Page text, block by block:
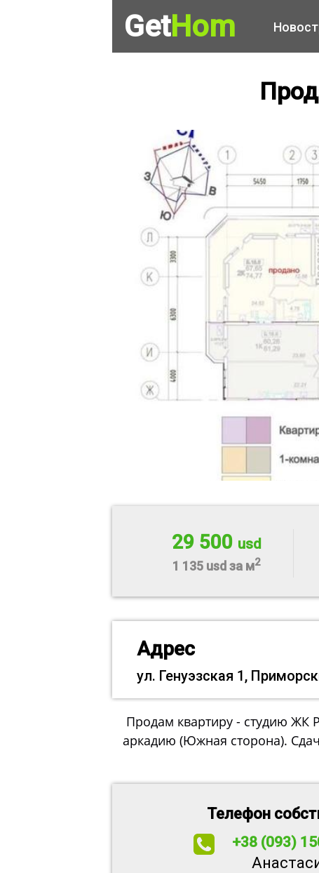
GetHom
29 500 usd
1 135 usd за м2
Адрес
ул. Генуэзская 1,
Продам квартиру - студию ЖК
аркадию (Южная сторона).
Телефон
+38 (093)